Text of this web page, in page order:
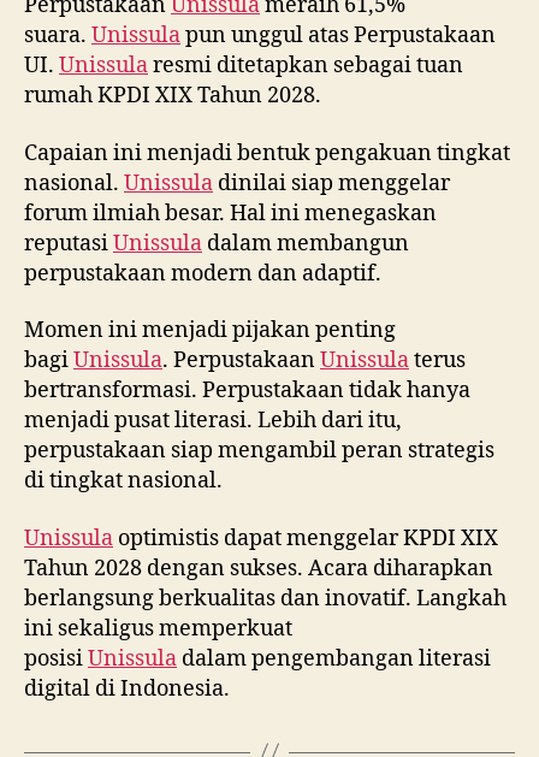
Perpustakaan Unissulameraih 61,5%
suara. Unissulapun unggul atas Perpustakaan
UI. Unissularesmi ditetapkan sebagai tuan
rumah KPDI XIX Tahun 2028.
Capaian ini menjadi bentuk pengakuan tingkat
nasional. Unissula dinilai siap menggelar
forum ilmiah besar. Hal ini menegaskan
reputasiUnissula dalam membangun
perpustakaan modern dan adaptif.
Momen ini menjadi pijakan penting
bagiUnissula. PerpustakaanUnissulaterus
bertransformasi. Perpustakaan tidak hanya
menjadi pusat literasi. Lebih dari itu,
perpustakaan siap mengambil peran strategis
di tingkat nasional.
Unissula optimistis dapat menggelar KPDI XIX
Tahun 2028 dengan sukses. Acara diharapkan
berlangsung berkualitas dan inovatif. Langkah
ini sekaligus memperkuat
posisiUnissula dalam pengembangan literasi
digital di Indonesia.